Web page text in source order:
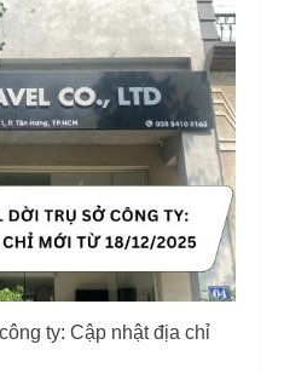
ty: Cập nhật địa chỉ